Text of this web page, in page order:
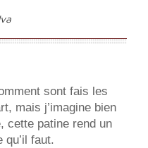
sont fais les
mais j’imagine bien
cette patine rend un
faut.